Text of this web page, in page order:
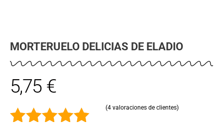
MORTERUELO DELICIAS DE ELADIO
5,75 €
(4 valoraciones de clientes)